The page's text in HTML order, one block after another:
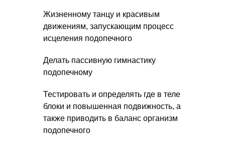
Жизненному танцу и красивым
движениям, запускающим процесс
исцеления подопечного
Делать пассивную гимнастику
подопечному
Тестировать и определять где в теле
блоки и повышенная подвижность, а
также приводить в баланс организм
подопечного